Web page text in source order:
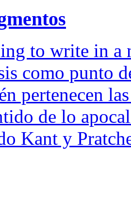
to write in a
como punto
pertenecen
de lo
Kant y